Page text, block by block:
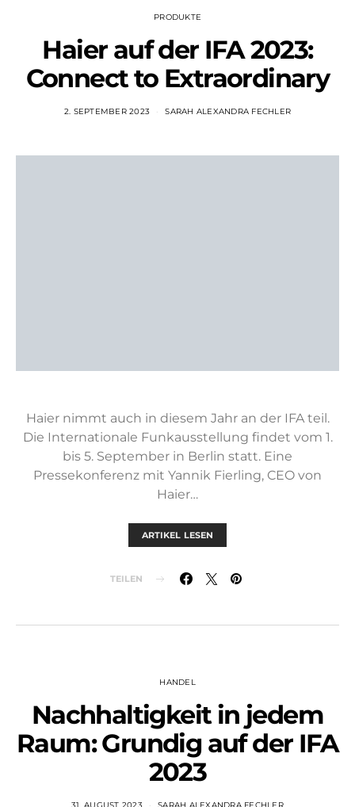
PRODUKTE
Haier auf der IFA 2023:
Connect to Extraordinary
2. SEPTEMBER 2023 SARAH ALEXANDRA FECHLER
Haier nimmt auch in diesem Jahr an der IFA teil.
Die Internationale Funkausstellung findet vom 1.
bis 5. September in Berlin statt. Eine
Pressekonferenz mit Yannik Fierling, CEO von
Haier…
ARTIKEL LESEN
TEILEN
HANDEL
Nachhaltigkeit in jedem
Raum: Grundig auf der IFA
2023